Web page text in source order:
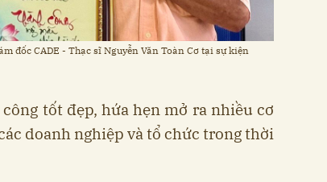
đốc CADE - Thạc sĩ Nguyễn Văn Toàn Cơ tại sự kiện
tốt đẹp, hứa hẹn mở ra nhiều cơ
doanh nghiệp và tổ chức trong thời